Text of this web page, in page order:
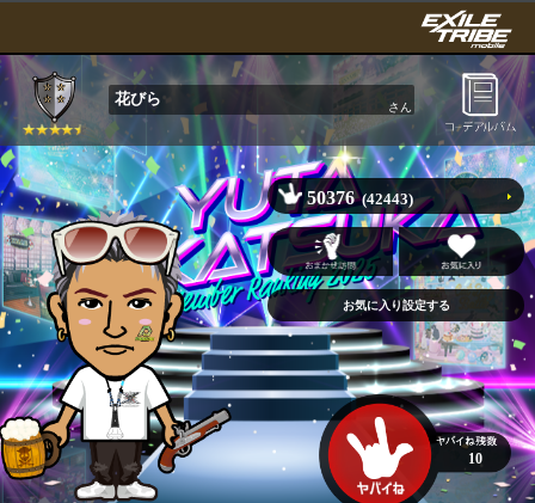
花びら さん
50376 (42443)
10